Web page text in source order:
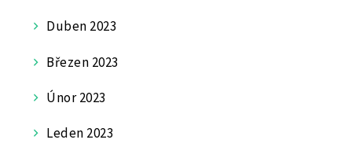
Duben 2023
Březen 2023
Únor 2023
Leden 2023